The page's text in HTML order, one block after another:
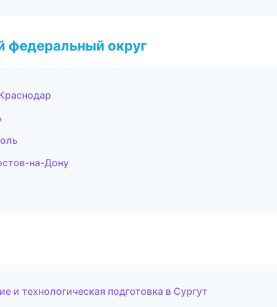
федеральный округ
на-Дону
технологическая подготовка в Сургут